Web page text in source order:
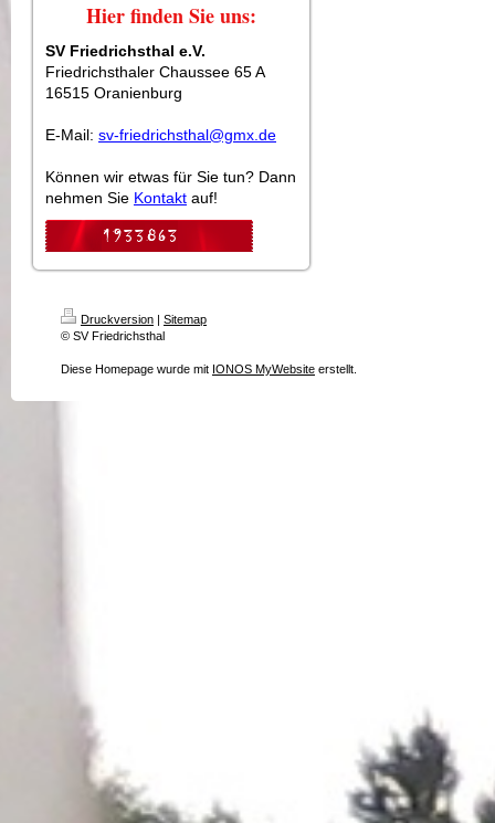
Hier finden Sie uns:
SV Friedrichsthal e.V.
Friedrichsthaler Chaussee 65 A
16515 Oranienburg
E-Mail: sv-friedrichsthal@gmx.de
Können wir etwas für Sie tun? Dann
nehmen Sie Kontakt auf!
Druckversion | Sitemap
© SV Friedrichsthal
Diese Homepage wurde mit IONOS MyWebsite erstellt.